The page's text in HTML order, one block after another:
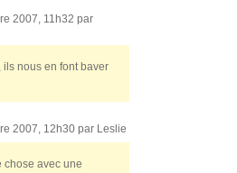
2007, 11h32 par
ils nous en font baver
2007, 12h30 par Leslie
chose avec une